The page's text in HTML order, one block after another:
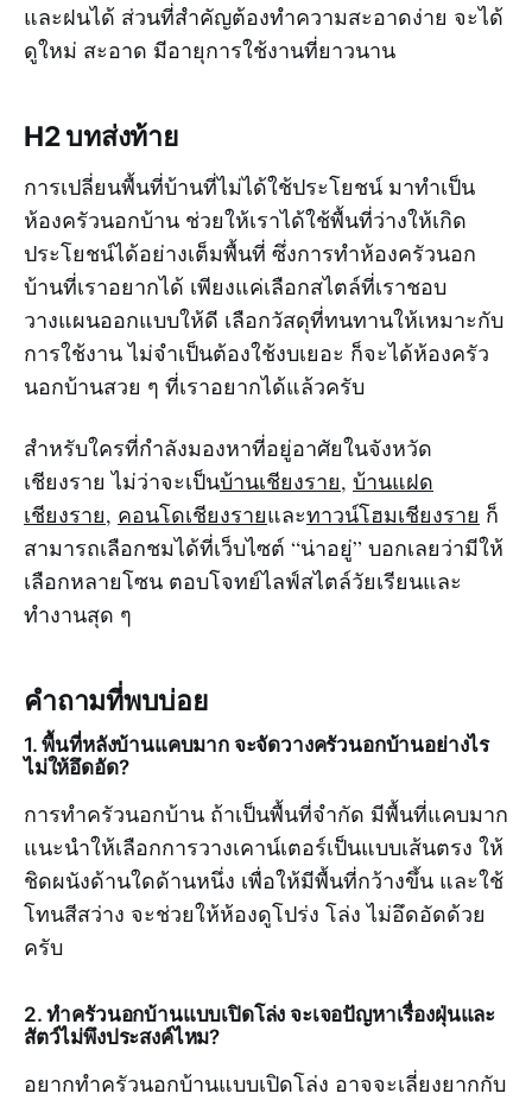
และฝนได้ ส่วนที่สำคัญต้องทำความสะอาดง่าย จะได้
ดูใหม่ สะอาด มีอายุการใช้งานที่ยาวนาน
H2 บทส่งท้าย
การเปลี่ยนพื้นที่บ้านที่ไม่ได้ใช้ประโยชน์ มาทำเป็น
ห้องครัวนอกบ้าน ช่วยให้เราได้ใช้พื้นที่ว่างให้เกิด
ประโยชน์ได้อย่างเต็มพื้นที่ ซึ่งการทำห้องครัวนอก
บ้านที่เราอยากได้ เพียงแค่เลือกสไตล์ที่เราชอบ
วางแผนออกแบบให้ดี เลือกวัสดุที่ทนทานให้เหมาะกับ
การใช้งาน ไม่จำเป็นต้องใช้งบเยอะ ก็จะได้ห้องครัว
นอกบ้านสวย ๆ ที่เราอยากได้แล้วครับ
สำหรับใครที่กำลังมองหาที่อยู่อาศัยในจังหวัด
เชียงราย ไม่ว่าจะเป็นบ้านเชียงราย, บ้านแฝด
เชียงราย, คอนโดเชียงรายและทาวน์โฮมเชียงราย ก็
สามารถเลือกชมได้ที่เว็บไซต์ “น่าอยู่” บอกเลยว่ามีให้
เลือกหลายโซน ตอบโจทย์ไลฟ์สไตล์วัยเรียนและ
ทำงานสุด ๆ
คำถามที่พบบ่อย
1. พื้นที่หลังบ้านแคบมาก จะจัดวางครัวนอกบ้านอย่างไร
ไม่ให้อึดอัด?
การทำครัวนอกบ้าน ถ้าเป็นพื้นที่จำกัด มีพื้นที่แคบมาก
แนะนำให้เลือกการวางเคาน์เตอร์เป็นแบบเส้นตรง ให้
ชิดผนังด้านใดด้านหนึ่ง เพื่อให้มีพื้นที่กว้างขึ้น และใช้
โทนสีสว่าง จะช่วยให้ห้องดูโปร่ง โล่ง ไม่อึดอัดด้วย
ครับ
2. ทำครัวนอกบ้านแบบเปิดโล่ง จะเจอปัญหาเรื่องฝุ่นและ
สัตว์ไม่พึงประสงค์ไหม?
อยากทำครัวนอกบ้านแบบเปิดโล่ง อาจจะเลี่ยงยากกับ